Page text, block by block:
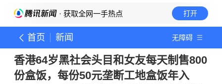
· 获取全网一手热点 打开
首页 新闻 无障碍
香港64岁黑社会头目和女友每天制售800
份盒饭，每份50元垄断工地盒饭年入